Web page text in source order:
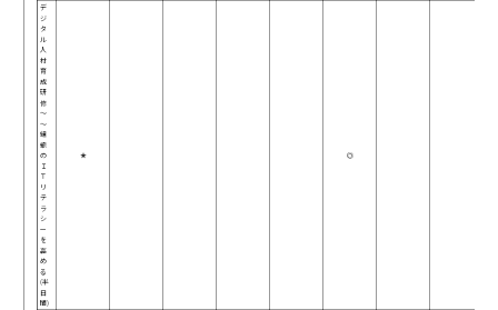
デ
ジ
タ
ル
人
材
育
成
研
修
～
～
組
織
の
Ｉ
Ｔ
リ
テ
ラ
シ
ー
を
高
め
る
(半
日
間)
★ ◎